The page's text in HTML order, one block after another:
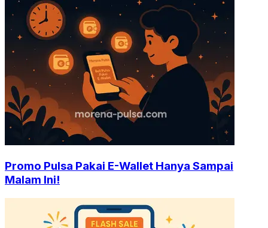
Promo Pulsa Pakai E-Wallet Hanya Sampai
Malam Ini!